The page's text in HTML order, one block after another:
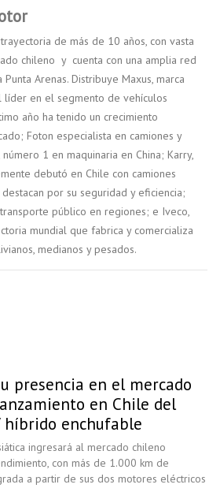
de más de 10 años, con vasta
chileno y cuenta con una amplia red
Arenas. Distribuye Maxus, marca
líder en el segmento de vehículos
año ha tenido un crecimiento
Foton especialista en camiones y
1 en maquinaria en China; Karry,
debutó en Chile con camiones
por su seguridad y eficiencia;
público en regiones; e Iveco,
mundial que fabrica y comercializa
medianos y pesados.
presencia en el mercado
en Chile del
híbrido enchufable
ingresará al mercado chileno
con más de 1.000 km de
a partir de sus dos motores eléctricos